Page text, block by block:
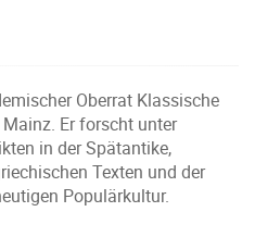
Oberrat Klassische
Er forscht unter
in der Spätantike,
Texten und der
Populärkultur.